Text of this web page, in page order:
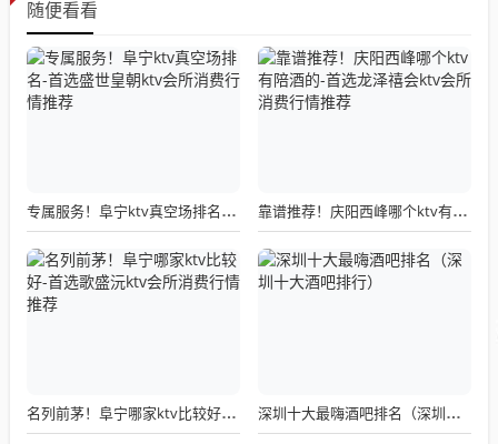
随便看看
专属服务！阜宁ktv真空场排名-首选盛世皇朝ktv会所消费行情推荐 靠谱推荐！庆阳西峰哪个ktv有陪酒的-首选龙泽禧会ktv会所消费行情推荐
名列前茅！阜宁哪家ktv比较好-首选歌盛沅ktv会所消费行情推荐 深圳十大最嗨酒吧排名（深圳十大酒吧排行）